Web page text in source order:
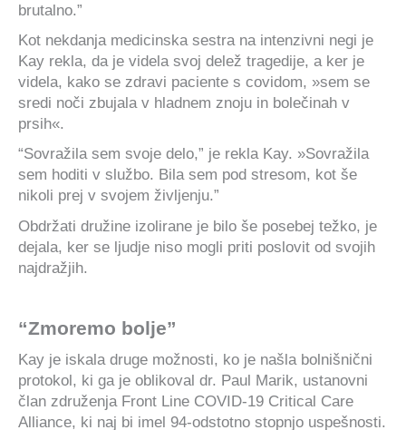
brutalno.”
Kot nekdanja medicinska sestra na intenzivni negi je
Kay rekla, da je videla svoj delež tragedije, a ker je
videla, kako se zdravi paciente s covidom, »sem se
sredi noči zbujala v hladnem znoju in bolečinah v
prsih«.
“Sovražila sem svoje delo,” je rekla Kay. »Sovražila
sem hoditi v službo. Bila sem pod stresom, kot še
nikoli prej v svojem življenju.”
Obdržati družine izolirane je bilo še posebej težko, je
dejala, ker se ljudje niso mogli priti poslovit od svojih
najdražjih.
“Zmoremo bolje”
Kay je iskala druge možnosti, ko je našla bolnišnični
protokol, ki ga je oblikoval dr. Paul Marik, ustanovni
član združenja Front Line COVID-19 Critical Care
Alliance, ki naj bi imel 94-odstotno stopnjo uspešnosti.